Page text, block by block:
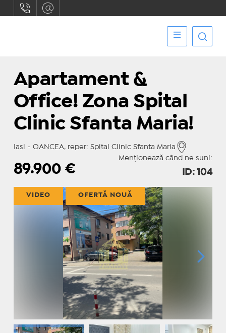
Apartament &
Office! Zona Spital
Clinic Sfanta Maria!
Iasi - OANCEA, reper: Spital Clinic Sfanta Maria
Menționează când ne suni:
89.900€ ID: 104
VIDEO OFERTĂ NOUĂ